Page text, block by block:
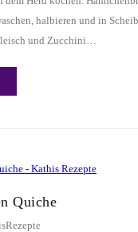
halbieren und in
und Zucchini…
Quiche